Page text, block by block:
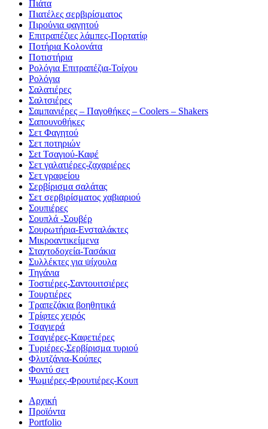
Πιάτα
Πιατέλες σερβιρίσματος
Πιρούνια φαγητού
Επιτραπέζιες λάμπες-Πορτατίφ
Ποτήρια Κολονάτα
Ποτιστήρια
Ρολόγια Επιτραπέζια-Τοίχου
Ρολόγια
Σαλατιέρες
Σαλτσιέρες
Σαμπανιέρες – Παγοθήκες – Coolers – Shakers
Σαπουνοθήκες
Σετ Φαγητού
Σετ ποτηριών
Σεt Τσαγιού-Καφέ
Σετ γαλατιέρες-ζαχαριέρες
Σετ γραφείου
Σερβίρισμα σαλάτας
Σετ σερβιρίσματος χαβιαριού
Σουπιέρες
Σουπλά -Σουβέρ
Σουρωτήρια-Ενσταλάκτες
Μικροαντικείμενα
Σταχτοδοχεία-Τασάκια
Συλλέκτες για ψίχουλα
Τηγάνια
Τοστιέρες-Σαντουιτσιέρες
Τουρτιέρες
Τραπεζάκια βοηθητικά
Τρίφτες χειρός
Τσαγιερά
Τσαγιέρες-Καφετιέρες
Τυριέρες-Σερβίρισμα τυριού
Φλυτζάνια-Κούπες
Φοντύ σετ
Ψωμιέρες-Φρουτιέρες-Κουπ
Αρχική
Προϊόντα
Portfolio